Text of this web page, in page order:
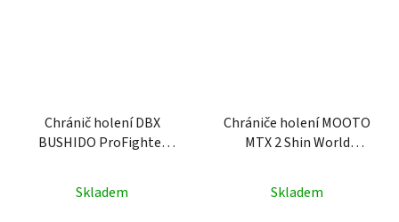
Chránič holení DBX
BUSHIDO ProFighter
Skladem
Chrániče holení MOOTO
MTX 2 Shin World
Skladem